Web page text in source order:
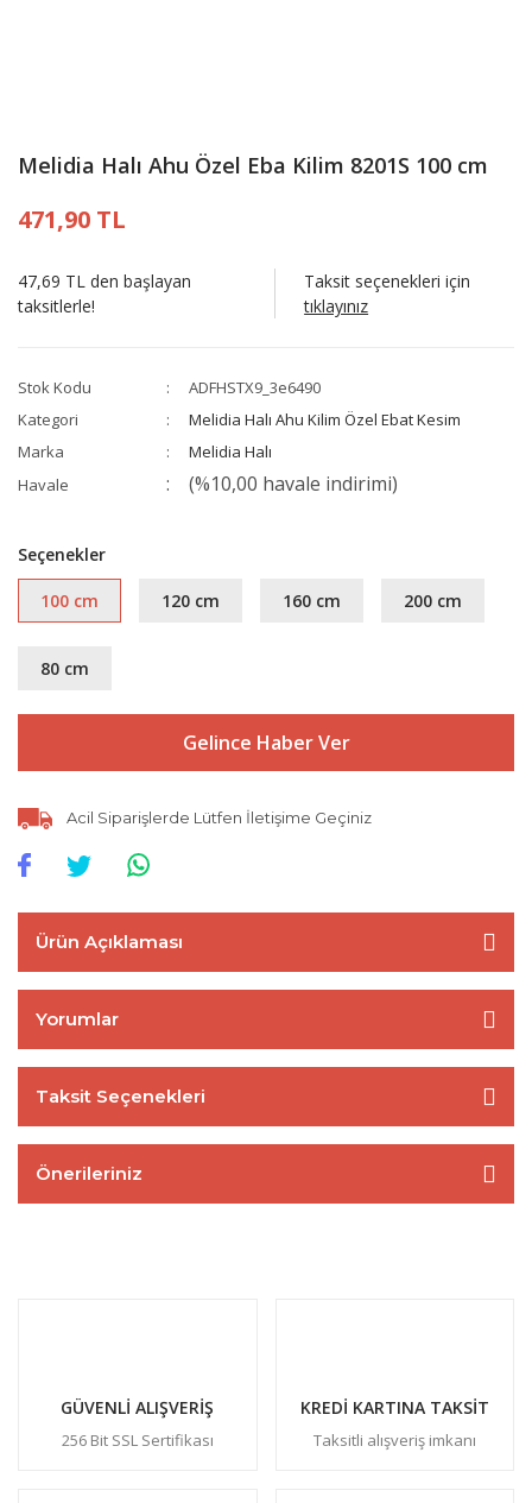
Melidia Halı Ahu Özel Eba Kilim 8201S 100 cm
471,90 TL
47,69 TL den başlayan
taksitlerle!
Taksit seçenekleri için
tıklayınız
Stok Kodu
ADFHSTX9_3e6490
Kategori
Melidia Halı Ahu Kilim Özel Ebat Kesim
Marka
Melidia Halı
Havale
(%10,00 havale indirimi)
Seçenekler
100 cm 120 cm 160 cm 200 cm
80 cm
Gelince Haber Ver
Acil Siparişlerde Lütfen İletişime Geçiniz
Ürün Açıklaması
Yorumlar
Taksit Seçenekleri
Önerileriniz
GÜVENLİ ALIŞVERİŞ
256 Bit SSL Sertifikası
KREDİ KARTINA TAKSİT
Taksitli alışveriş imkanı